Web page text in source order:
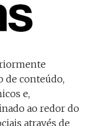
de conteúdo,
e,
ao redor do
através de